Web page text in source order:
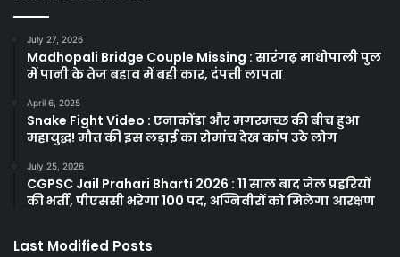
July 27, 2026
Madhopali Bridge Couple Missing : सारंगढ़ माधोपाली पुल
में पानी के तेज बहाव में बही कार, दंपत्ती लापता
April 6, 2025
Snake Fight Video : एनाकोंडा और मगरमच्छ की बीच हुआ
महायुद्ध! मौत की इस लड़ाई का रोमांच देख कांप उठे लोग
July 25, 2026
CGPSC Jail Prahari Bharti 2026 : 11 साल बाद जेल प्रहरियों
की भर्ती, पीएससी भरेगा 100 पद, अग्निवीरों को मिलेगा आरक्षण
Last Modified Posts